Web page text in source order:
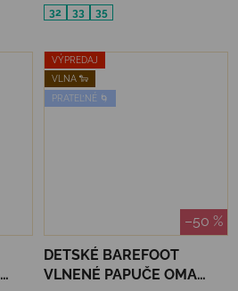
32
33 35
VÝPREDAJ
VLNA 🐑
PRATEĽNÉ 🌀
–50 %
DETSKÉ BAREFOOT
VLNENÉ PAPUČE OMA